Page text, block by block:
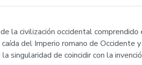
la civilización occidental
del Imperio romano de
singularidad de coincidir con la